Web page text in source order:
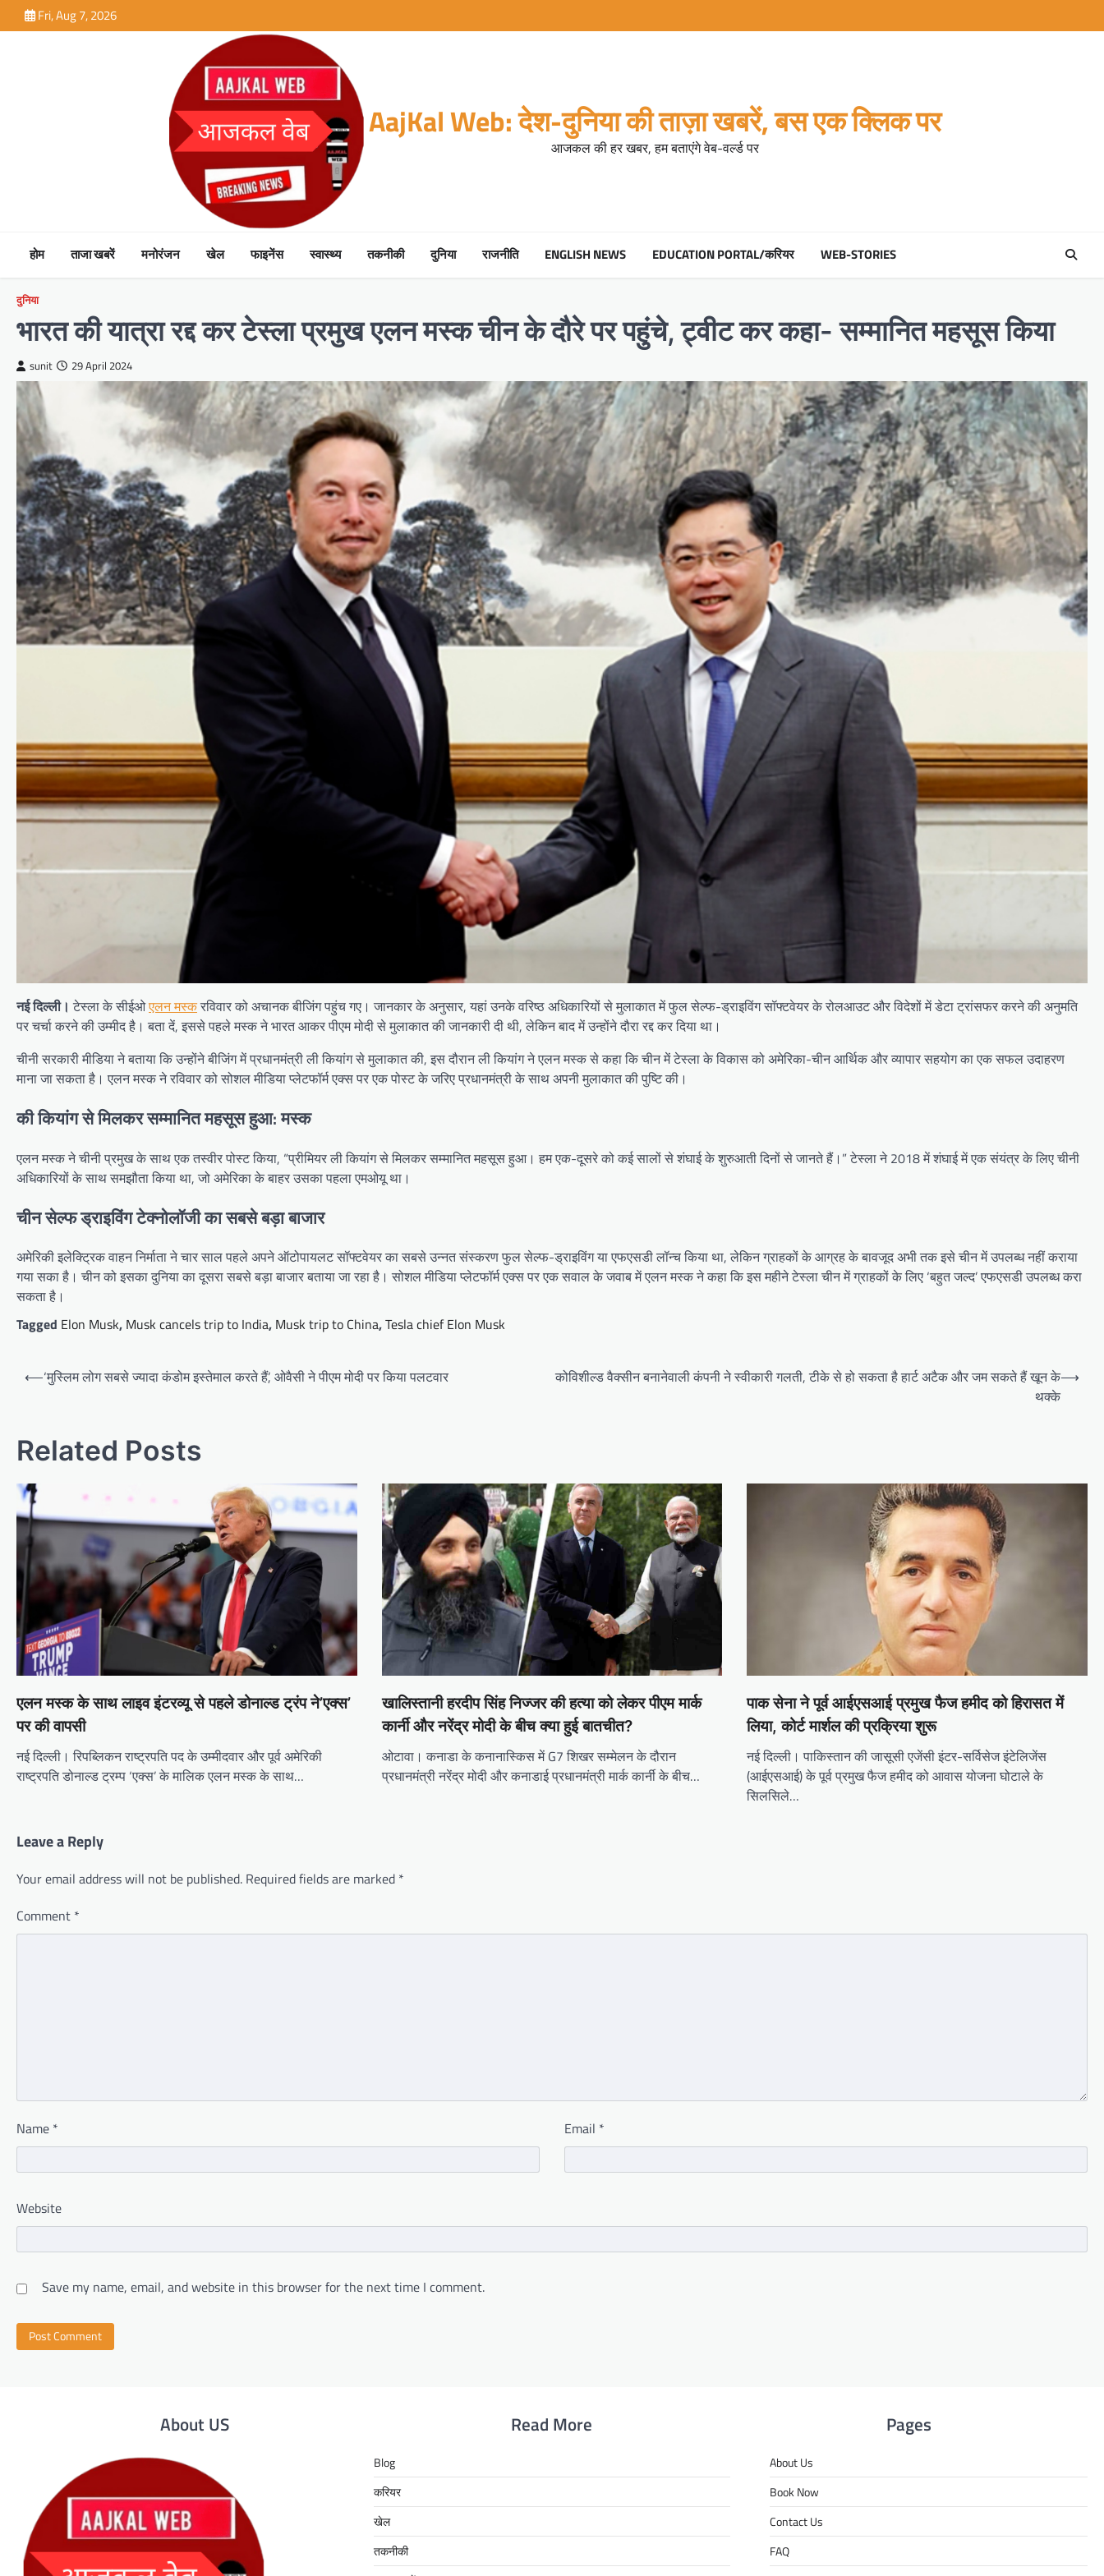
to
Fri, Aug 7, 2026
AajKal Web: देश-दुनिया की ताज़ा खबरें, बस एक क्लिक पर
आजकल की हर खबर, हम बताएंगे वेब-वर्ल्ड पर
होम ताजा खबरें मनोरंजन खेल फाइनेंस स्वास्थ्य तकनीकी दुनिया राजनीति ENGLISH NEWS EDUCATION PORTAL/करियर WEB-STORIES
दुनिया
भारत की यात्रा रद्द कर टेस्ला प्रमुख एलन मस्क चीन के दौरे पर पहुंचे, ट्वीट कर कहा- सम्मानित महसूस किया
sunit 29 April 2024
नई दिल्ली। टेस्ला के सीईओएलन मस्करविवार को अचानक बीजिंग पहुंच गए। जानकार के अनुसार, यहां उनके वरिष्ठ अधिकारियों से मुलाकात में फुल सेल्फ-ड्राइविंग सॉफ्टवेयर के रोलआउट और विदेशों में डेटा ट्रांसफर करने की अनुमति
पर चर्चा करने की उम्मीद है। बता दें, इससे पहले मस्क ने भारत आकर पीएम मोदी से मुलाकात की जानकारी दी थी, लेकिन बाद में उन्होंने दौरा रद्द कर दिया था।
चीनी सरकारी मीडिया ने बताया कि उन्होंने बीजिंग में प्रधानमंत्री ली कियांग से मुलाकात की, इस दौरान ली कियांग ने एलन मस्क से कहा कि चीन में टेस्ला के विकास को अमेरिका-चीन आर्थिक और व्यापार सहयोग का एक सफल उदाहरण
माना जा सकता है। एलन मस्क ने रविवार को सोशल मीडिया प्लेटफॉर्म एक्स पर एक पोस्ट के जरिए प्रधानमंत्री के साथ अपनी मुलाकात की पुष्टि की।
की कियांग से मिलकर सम्मानित महसूस हुआ: मस्क
एलन मस्क ने चीनी प्रमुख के साथ एक तस्वीर पोस्ट किया, “प्रीमियर ली कियांग से मिलकर सम्मानित महसूस हुआ। हम एक-दूसरे को कई सालों से शंघाई के शुरुआती दिनों से जानते हैं।” टेस्ला ने 2018 में शंघाई में एक संयंत्र के लिए चीनी
अधिकारियों के साथ समझौता किया था, जो अमेरिका के बाहर उसका पहला एमओयू था।
चीन सेल्फ ड्राइविंग टेक्नोलॉजी का सबसे बड़ा बाजार
अमेरिकी इलेक्ट्रिक वाहन निर्माता ने चार साल पहले अपने ऑटोपायलट सॉफ्टवेयर का सबसे उन्नत संस्करण फुल सेल्फ-ड्राइविंग या एफएसडी लॉन्च किया था, लेकिन ग्राहकों के आग्रह के बावजूद अभी तक इसे चीन में उपलब्ध नहीं कराया
गया सका है। चीन को इसका दुनिया का दूसरा सबसे बड़ा बाजार बताया जा रहा है। सोशल मीडिया प्लेटफॉर्म एक्स पर एक सवाल के जवाब में एलन मस्क ने कहा कि इस महीने टेस्ला चीन में ग्राहकों के लिए ‘बहुत जल्द’ एफएसडी उपलब्ध करा
सकता है।
Tagged Elon Musk, Musk cancels trip to India, Musk trip to China,Tesla chief Elon Musk
Post
⟵‘मुस्लिम लोग सबसे ज्यादा कंडोम इस्तेमाल करते हैं’, ओवैसी ने पीएम मोदी पर किया पलटवार
कोविशील्ड वैक्सीन बनानेवाली कंपनी ने स्वीकारी गलती, टीके से हो सकता है हार्ट अटैक और जम सकते हैं खून के
थक्के
⟶
Related Posts
एलन मस्क के साथ लाइव इंटरव्यू से पहले डोनाल्ड ट्रंप ने’एक्स’
पर की वापसी
नई दिल्ली। रिपब्लिकन राष्ट्रपति पद के उम्मीदवार और पूर्व अमेरिकी
राष्ट्रपति डोनाल्ड ट्रम्प ‘एक्स’ के मालिक एलन मस्क के साथ…
खालिस्तानी हरदीप सिंह निज्जर की हत्या को लेकर पीएम मार्क
कार्नी और नरेंद्र मोदी के बीच क्या हुई बातचीत?
ओटावा। कनाडा के कनानास्किस में G7 शिखर सम्मेलन के दौरान
प्रधानमंत्री नरेंद्र मोदी और कनाडाई प्रधानमंत्री मार्क कार्नी के बीच…
पाक सेना ने पूर्व आईएसआई प्रमुख फैज हमीद को हिरासत में
लिया, कोर्ट मार्शल की प्रक्रिया शुरू
नई दिल्ली। पाकिस्तान की जासूसी एजेंसी इंटर-सर्विसेज इंटेलिजेंस
(आईएसआई) के पूर्व प्रमुख फैज हमीद को आवास योजना घोटाले के
सिलसिले…
Leave a Reply
Your email address will not be published. Required fields are marked *
Comment *
Name * Email *
Website
Save my name, email, and website in this browser for the next time I comment.
About US Read More
Blog
करियर
खेल
तकनीकी
Pages
About Us
Book Now
Contact Us
FAQ